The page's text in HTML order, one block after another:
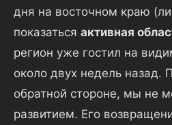
дня на восточном краю
показаться активная
регион уже гостил на
около двух недель назад.
обратной стороне, мы не
развитием. Его